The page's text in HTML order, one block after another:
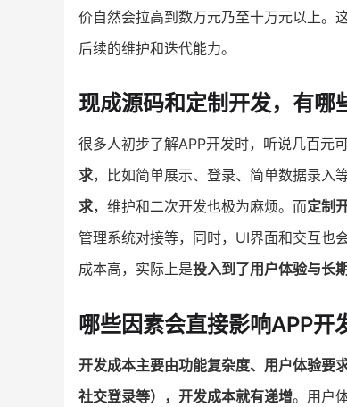
价自然会拉高到数万元乃至十万元以上。
后续的维护和迭代能力。
现成源码和定制开发，有哪
很多人初步了解APP开发时，听说几百元
求，比如简单展示、登录、简单数据录入等
求，维护和二次开发也极为麻烦。而定制
管理系统对接等，同时，UI界面和交互也
成本高，实际上是投入到了用户体验与长
哪些因素会直接影响APP开
开发成本主要由功能复杂度、用户体验要
社交登录等），开发成本就有递增。用户